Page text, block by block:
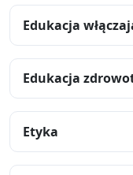
Edukacja
Edukacja
Etyka